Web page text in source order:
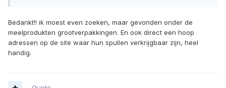
Bedankt!! ik moest even zoeken, maar gevonden onder de
meelprodukten grootverpakkingen. En ook direct een hoop
adressen op de site waar hun spullen verkrijgbaar zijn, heel
handig.